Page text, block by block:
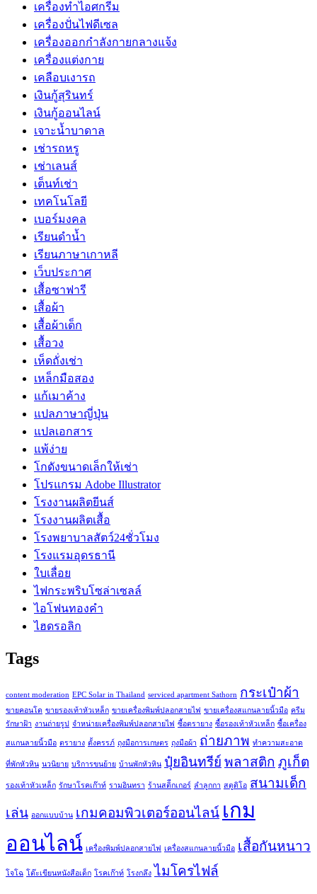
เครื่องทำไอศกรีม
เครื่องปั่นไฟดีเซล
เครื่องออกกำลังกายกลางแจ้ง
เครื่องแต่งกาย
เคลือบเงารถ
เงินกู้สุรินทร์
เงินกู้ออนไลน์
เจาะน้ำบาดาล
เช่ารถหรู
เช่าเลนส์
เต็นท์เช่า
เทคโนโลยี
เบอร์มงคล
เรียนดำน้ำ
เรียนภาษาเกาหลี
เว็บประกาศ
เสื้อซาฟารี
เสื้อผ้า
เสื้อผ้าเด็ก
เสื้อวง
เห็ดถั่งเช่า
เหล็กมือสอง
แก้เมาค้าง
แปลภาษาญี่ปุ่น
แปลเอกสาร
แพ้ง่าย
โกดังขนาดเล็กให้เช่า
โปรแกรม Adobe Illustrator
โรงงานผลิตยีนส์
โรงงานผลิตเสื้อ
โรงพยาบาลสัตว์24ชั่วโมง
โรงแรมอุดรธานี
ใบเลื่อย
ไฟกระพริบโซล่าเซลล์
ไอโฟนทองคำ
ไฮดรอลิก
Tags
content moderation EPC Solar in Thailand serviced apartment Sathorn กระเป๋าผ้า
ขายคอนโด ขายรองเท้าหัวเหล็ก ขายเครื่องพิมพ์ปลอกสายไฟ ขายเครื่องสแกนลายนิ้วมือ ครีม
รักษาฝ้า งานถ่ายรูป จำหน่ายเครื่องพิมพ์ปลอกสายไฟ ซื้อตรายาง ซื้อรองเท้าหัวเหล็ก ซื้อเครื่อง
สแกนลายนิ้วมือ ตรายาง ตั้งครรภ์ ถุงมือการเกษตร ถุงมือผ้า ถ่ายภาพ ทำความสะอาด
ที่พักหัวหิน นวนิยาย บริการขนย้าย บ้านพักหัวหิน ปุ๋ยอินทรีย์ พลาสติก ภูเก็ต
รองเท้าหัวเหล็ก รักษาโรคเก๊าท์ รามอินทรา ร้านสติีกเกอร์ ลำลูกกา สตูดิโอ สนามเด็ก
เล่น ออกแบบบ้าน เกมคอมพิวเตอร์ออนไลน์ เกม
ออนไลน์ เครื่องพิมพ์ปลอกสายไฟ เครื่องสแกนลายนิ้วมือ เสื้อกันหนาว
โจโฉ โต๊ะเขียนหนังสือเด็ก โรคเก๊าท์ โรงกลึง ไมโครไฟล์